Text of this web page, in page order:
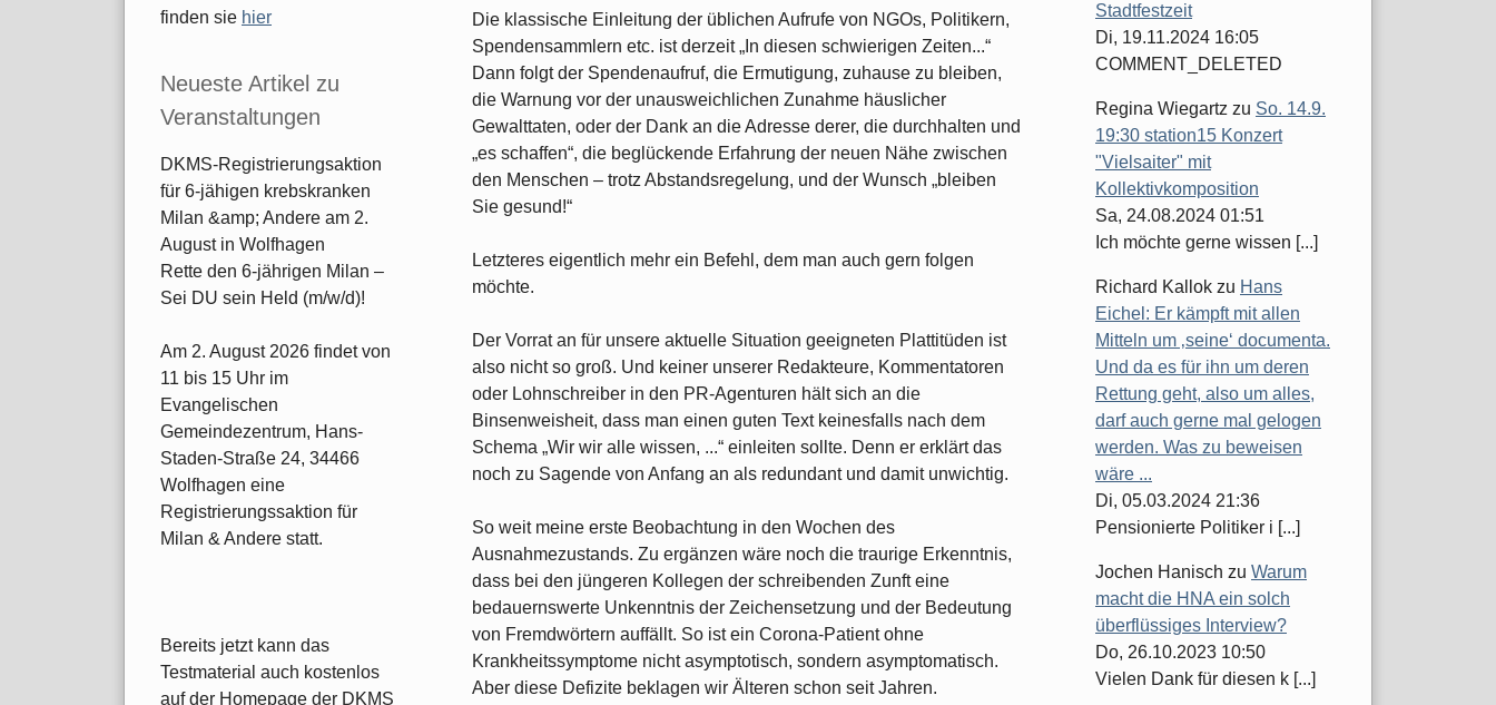
Die klassische Einleitung der üblichen Aufrufe von NGOs, Politikern,
Spendensammlern etc. ist derzeit „In diesen schwierigen Zeiten...“
Dann folgt der Spendenaufruf, die Ermutigung, zuhause zu bleiben,
die Warnung vor der unausweichlichen Zunahme häuslicher
Gewalttaten, oder der Dank an die Adresse derer, die durchhalten und
„es schaffen“, die beglückende Erfahrung der neuen Nähe zwischen
den Menschen – trotz Abstandsregelung, und der Wunsch „bleiben
Sie gesund!“
Letzteres eigentlich mehr ein Befehl, dem man auch gern folgen
möchte.
Der Vorrat an für unsere aktuelle Situation geeigneten Plattitüden ist
also nicht so groß. Und keiner unserer Redakteure, Kommentatoren
oder Lohnschreiber in den PR-Agenturen hält sich an die
Binsenweisheit, dass man einen guten Text keinesfalls nach dem
Schema „Wir wir alle wissen, ...“ einleiten sollte. Denn er erklärt das
noch zu Sagende von Anfang an als redundant und damit unwichtig.
So weit meine erste Beobachtung in den Wochen des
Ausnahmezustands. Zu ergänzen wäre noch die traurige Erkenntnis,
dass bei den jüngeren Kollegen der schreibenden Zunft eine
bedauernswerte Unkenntnis der Zeichensetzung und der Bedeutung
von Fremdwörtern auffällt. So ist ein Corona-Patient ohne
Krankheitssymptome nicht asymptotisch, sondern asymptomatisch.
Aber diese Defizite beklagen wir Älteren schon seit Jahren.
finden sie hier
Neueste Artikel zu
Veranstaltungen
DKMS-Registrierungsaktion
für 6-jähigen krebskranken
Milan &amp; Andere am 2.
August in Wolfhagen
Rette den 6-jährigen Milan –
Sei DU sein Held (m/w/d)!
Am 2. August 2026 findet von
11 bis 15 Uhr im
Evangelischen
Gemeindezentrum, Hans-
Staden-Straße 24, 34466
Wolfhagen eine
Registrierungssaktion für
Milan & Andere statt.
Bereits jetzt kann das
Testmaterial auch kostenlos
auf der Homepage der DKMS
Stadtfestzeit
Di, 19.11.2024 16:05
COMMENT_DELETED
Regina Wiegartz zu So. 14.9.
19:30 station15 Konzert
"Vielsaiter" mit
Kollektivkomposition
Sa, 24.08.2024 01:51
Ich möchte gerne wissen [...]
Richard Kallok zu Hans
Eichel: Er kämpft mit allen
Mitteln um ‚seine‘ documenta.
Und da es für ihn um deren
Rettung geht, also um alles,
darf auch gerne mal gelogen
werden. Was zu beweisen
wäre ...
Di, 05.03.2024 21:36
Pensionierte Politiker i [...]
Jochen Hanisch zu Warum
macht die HNA ein solch
überflüssiges Interview?
Do, 26.10.2023 10:50
Vielen Dank für diesen k [...]